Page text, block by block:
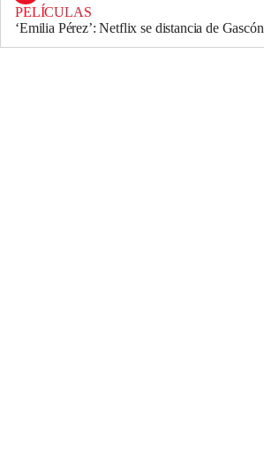
PELÍCULAS
‘Emilia Pérez’: Netflix se distancia de Gascón